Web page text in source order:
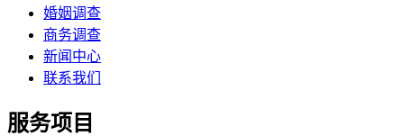
婚姻调查
商务调查
新闻中心
联系我们
服务项目